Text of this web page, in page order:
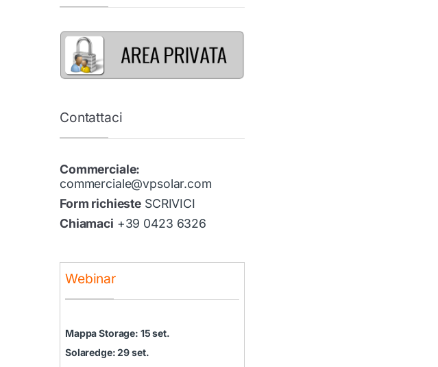
Contattaci
Commerciale:
commerciale@vpsolar.com
Form richieste SCRIVICI
Chiamaci +39 0423 6326
Webinar
Mappa Storage: 15 set.
Solaredge: 29 set.